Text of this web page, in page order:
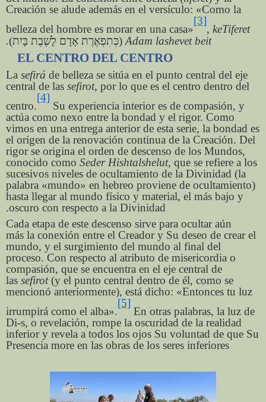
Creación se alude además en el versículo: «Como la
belleza del hombre es morar en una casa»
[3]
, keTiferet
Adam lashevet beit
(כְּתִפְאֶרֶת אָדָם לָשֶׁבֶת בָּיִת).
EL CENTRO DEL CENTRO
La sefirá de belleza se sitúa en el punto central del eje
central de las sefirot, por lo que es el centro dentro del
centro.
[4]
Su experiencia interior es de compasión, y
actúa como nexo entre la bondad y el rigor. Como
vimos en una entrega anterior de esta serie, la bondad es
el origen de la renovación continua de la Creación. Del
rigor se origina el orden de descenso de los Mundos,
conocido como Seder Hishtalshelut, que se refiere a los
sucesivos niveles de ocultamiento de la Divinidad (la
palabra «mundo» en hebreo proviene de ocultamiento)
hasta llegar al mundo físico y material, el más bajo y
oscuro con respecto a la Divinidad.
Cada etapa de este descenso sirve para ocultar aún
más la conexión entre el Creador y Su deseo de crear el
mundo, y el surgimiento del mundo al final del
proceso. Con respecto al atributo de misericordia o
compasión, que se encuentra en el eje central de
las sefirot(y el punto central dentro de él, como se
mencionó anteriormente), está dicho: «Entonces tu luz
irrumpirá como el alba».
[5]
En otras palabras, la luz de
Di-s, o revelación, rompe la oscuridad de la realidad
inferior y revela a todos los ojos Su voluntad de que Su
Presencia more en las obras de los seres inferiores